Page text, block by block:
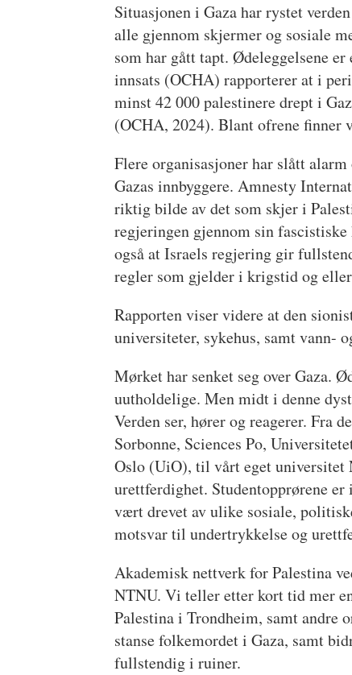
Situasjonen i Gaza har rystet
alle gjennom skjermer og sosiale
som har gått tapt. Ødeleggelsene
innsats (OCHA) rapporterer at i
minst 42 000 palestinere drept i
(OCHA, 2024). Blant ofrene finner
Flere organisasjoner har slått
Gazas innbyggere. Amnesty
riktig bilde av det som skjer i
regjeringen gjennom sin
også at Israels regjering gir
regler som gjelder i krigstid og
Rapporten viser videre at den
universiteter, sykehus, samt vann-
Mørket har senket seg over Gaza.
uutholdelige. Men midt i denne
Verden ser, hører og reagerer. Fra
Sorbonne, Sciences Po,
Oslo (UiO), til vårt eget universitet
urettferdighet. Studentopprørene
vært drevet av ulike sosiale,
motsvar til undertrykkelse og
Akademisk nettverk for Palestina
NTNU. Vi teller etter kort tid mer
Palestina i Trondheim, samt andre
stanse folkemordet i Gaza, samt
fullstendig i ruiner.